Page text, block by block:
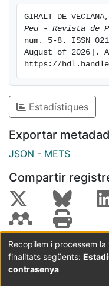
GIRALT DE
Peu - Revista de
num. 5-8. ISSN
August of 2026].
https://
Estadístiques
Exportar
JSON - METS
Compartir
Coordinació:CRAI UB Avís legal
subjectes a:
Recopilem i processem
finalitats següents:
contrasenya